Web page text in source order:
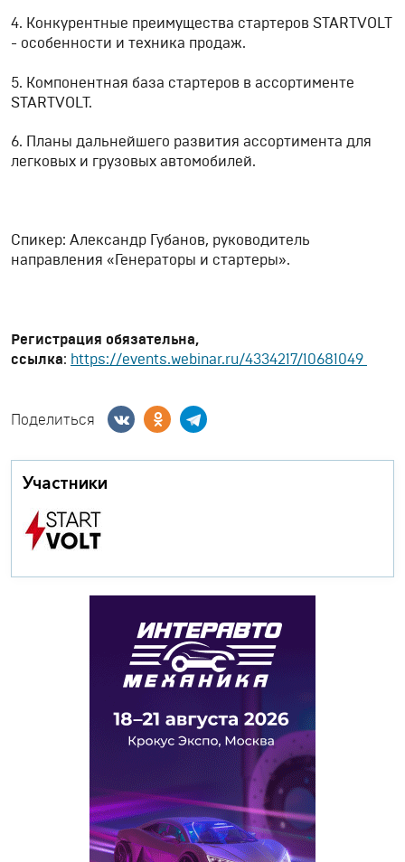
4. Конкурентные преимущества стартеров STARTVOLT
- особенности и техника продаж.
5. Компонентная база стартеров в ассортименте
STARTVOLT.
6. Планы дальнейшего развития ассортимента для
легковых и грузовых автомобилей.
Спикер: Александр Губанов, руководитель
направления «Генераторы и стартеры».
Регистрация обязательна,
ссылка: https://events.webinar.ru/4334217/10681049
Поделиться
Участники